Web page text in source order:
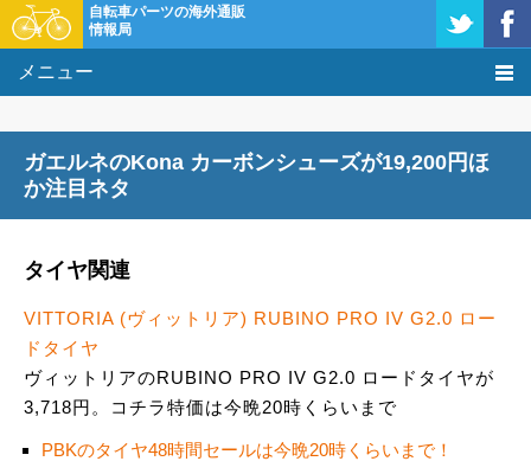
自転車パーツの海外通販
情報局
メニュー
激安情報
ガエルネのKona カーボンシューズが19,200円ほ
か注目ネタ
タイヤ関連
VITTORIA (ヴィットリア) RUBINO PRO IV G2.0 ロー
ドタイヤ
ヴィットリアのRUBINO PRO IV G2.0 ロードタイヤが
3,718円。コチラ特価は今晩20時くらいまで
PBKのタイヤ48時間セールは今晩20時くらいまで！